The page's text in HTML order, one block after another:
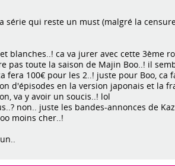
série qui reste un must (malgré la
blanches..! ca va jurer avec cette 3ème
pas toute la saison de Majin Boo..! il
fera 100€ pour les 2..! juste pour Boo, ca
d'épisodes en la version japonais et la
va y avoir un soucis..! lol
non.. juste les bandes-annonces de
moins cher..!